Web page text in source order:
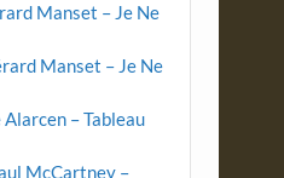
Manset – Je Ne
Manset – Je Ne
– Tableau
McCartney –